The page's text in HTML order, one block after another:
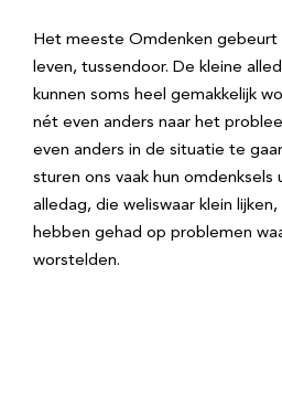
Het meeste Omdenken gebeurt
leven, tussendoor. De kleine
kunnen soms heel gemakkelijk
nét even anders naar het
even anders in de situatie te
sturen ons vaak hun omdenksels
alledag, die weliswaar klein
hebben gehad op problemen
worstelden.